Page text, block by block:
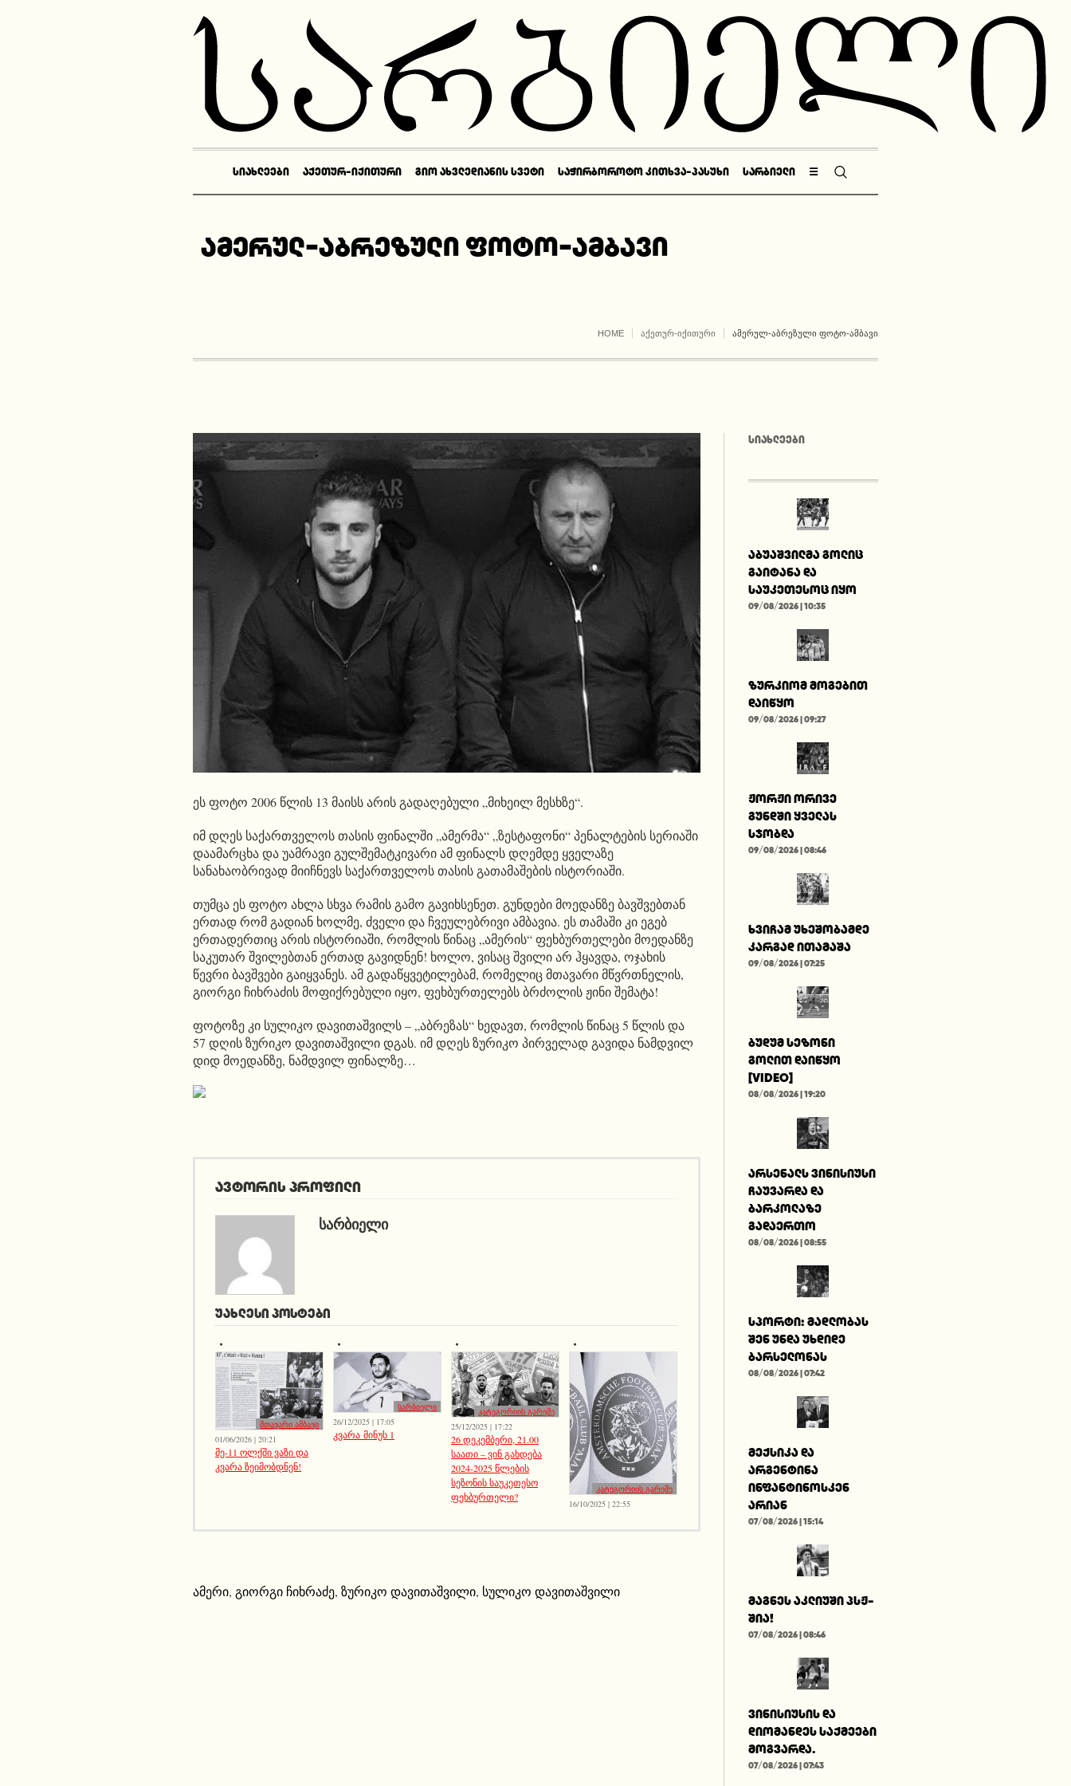
ᲡᲘᲐᲮᲚᲔᲔᲑᲘ ᲐᲥᲔᲗᲣᲠ-ᲘᲥᲘᲗᲣᲠᲘ ᲒᲘᲝ ᲐᲮᲕᲚᲔᲓᲘᲐᲜᲘᲡ ᲡᲕᲔᲢᲘ ᲡᲐᲭᲘᲠᲑᲝᲠᲝᲢᲝ ᲙᲘᲗᲮᲕᲐ-ᲞᲐᲡᲣᲮᲘ ᲡᲐᲠᲑᲘᲔᲚᲘ ☰
ამერულ-აბრეზული ფოტო-ამბავი
HOME ᲐᲥᲔᲗᲣᲠ-ᲘᲥᲘᲗᲣᲠᲘ ᲐᲛᲔᲠᲣᲚ-ᲐᲑᲠᲔᲖᲣᲚᲘ ᲤᲝᲢᲝ-ᲐᲛᲑᲐᲕᲘ
ეს ფოტო 2006 წლის 13 მაისს არის გადაღებული „მიხეილ მესხზე“.
იმ დღეს საქართველოს თასის ფინალში „ამერმა“ „ზესტაფონი“ პენალტების სერიაში
დაამარცხა და უამრავი გულშემატკივარი ამ ფინალს დღემდე ყველაზე
სანახაობრივად მიიჩნევს საქართველოს თასის გათამაშების ისტორიაში.
თუმცა ეს ფოტო ახლა სხვა რამის გამო გავიხსენეთ. გუნდები მოედანზე ბავშვებთან
ერთად რომ გადიან ხოლმე, ძველი და ჩვეულებრივი ამბავია. ეს თამაში კი ეგებ
ერთადერთიც არის ისტორიაში, რომლის წინაც „ამერის“ ფეხბურთელები მოედანზე
საკუთარ შვილებთან ერთად გავიდნენ! ხოლო, ვისაც შვილი არ ჰყავდა, ოჯახის
წევრი ბავშვები გაიყვანეს. ამ გადაწყვეტილებამ, რომელიც მთავარი მწვრთნელის,
გიორგი ჩიხრაძის მოფიქრებული იყო, ფეხბურთელებს ბრძოლის ჟინი შემატა!
ფოტოზე კი სულიკო დავითაშვილს – „აბრეზას“ ხედავთ, რომლის წინაც 5 წლის და
57 დღის ზურიკო დავითაშვილი დგას. იმ დღეს ზურიკო პირველად გავიდა ნამდვილ
დიდ მოედანზე, ნამდვილ ფინალზე…
ავტორის პროფილი
ᲡᲐᲠᲑᲘᲔᲚᲘ
ᲣᲐᲮᲚᲔᲡᲘ ᲞᲝᲡᲢᲔᲑᲘ
მთავარი ამბავი
01/06/2026 | 20:21
მე-11 ოლქში ვაზი და
კვარა ზეიმობდნენ!
სარბიელი
26/12/2025 | 17:05
კვარა მინუს 1
კატეგორიის გარეშე
25/12/2025 | 17:22
26 დეკემბერი, 21.00
საათი – ვინ გახდება
2024-2025 წლების
სეზონის საუკეთესო
ფეხბურთელი?
კატეგორიის გარეშე
16/10/2025 | 22:55
ამერი, გიორგი ჩიხრაძე, ზურიკო დავითაშვილი, სულიკო დავითაშვილი
ᲡᲘᲐᲮᲚᲔᲔᲑᲘ
აბუაშვილმა გოლიც
გაიტანა და
საუკეთესოც იყო
09/08/2026 | 10:35
ზურკიომ მოგებით
დაიწყო
09/08/2026 | 09:27
ჟორჟი ორივე
გუნდში ყველას
სჯობდა
09/08/2026 | 08:46
ხვიჩამ უხეშობამდე
კარგად ითამაშა
09/08/2026 | 07:25
ბუდუმ სეზონი
გოლით დაიწყო
[VIDEO]
08/08/2026 | 19:20
არსენალს ვინისიუსი
ჩაუვარდა და
ბარკოლაზე
გადაერთო
08/08/2026 | 08:55
სპორტი: მადლობას
შენ უნდა უხდიდე
ბარსელონას
08/08/2026 | 07:42
მექსიკა და
არგენტინა
ინფანტინოსკენ
არიან
07/08/2026 | 15:14
მაგნეს აკლიუში პსჟ-
შია!
07/08/2026 | 08:46
ვინისიუსის და
დიომანდეს საქმეები
მოგვარდა.
07/08/2026 | 07:43